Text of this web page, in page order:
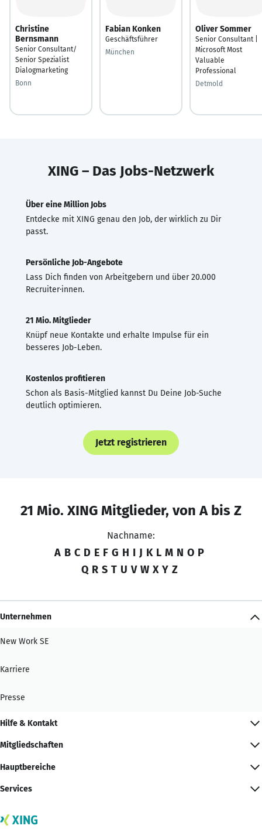
Christine
Bernsmann
Senior Consultant/
Senior Spezialist
Dialogmarketing
Bonn
Fabian Konken
Geschäftsführer
München
Oliver Sommer
Senior Consultant |
Microsoft Most
Valuable
Professional
Detmold
XING – Das Jobs-Netzwerk
Über eine Million Jobs
Entdecke mit XING genau den Job, der wirklich zu Dir
passt.
Persönliche Job-Angebote
Lass Dich finden von Arbeitgebern und über 20.000
Recruiter·innen.
21 Mio. Mitglieder
Knüpf neue Kontakte und erhalte Impulse für ein
besseres Job-Leben.
Kostenlos profitieren
Schon als Basis-Mitglied kannst Du Deine Job-Suche
deutlich optimieren.
Jetzt registrieren
21 Mio. XING Mitglieder, von A bis Z
Nachname:
A B C D E F G H I J K L M N O P
Q R S T U V W X Y Z
Unternehmen
New Work SE
Karriere
Presse
Hilfe & Kontakt
Mitgliedschaften
Hauptbereiche
Services